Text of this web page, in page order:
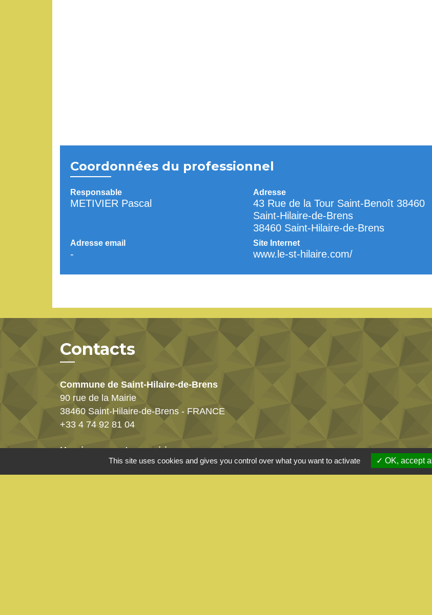
Coordonnées du professionnel
Responsable
METIVIER Pascal
Adresse
43 Rue de la Tour Saint-Benoît 38460
Saint-Hilaire-de-Brens
38460 Saint-Hilaire-de-Brens
Adresse email
-
Site Internet
www.le-st-hilaire.com/
Contacts
Commune de Saint-Hilaire-de-Brens
90 rue de la Mairie
38460 Saint-Hilaire-de-Brens - FRANCE
+33 4 74 92 81 04
Horaires ouverture mairie
Le mardi de 9h00 à 11h30
Le jeudi de 16h00 à 18h00
This site uses cookies and gives you control over what you want to activate OK, accept all